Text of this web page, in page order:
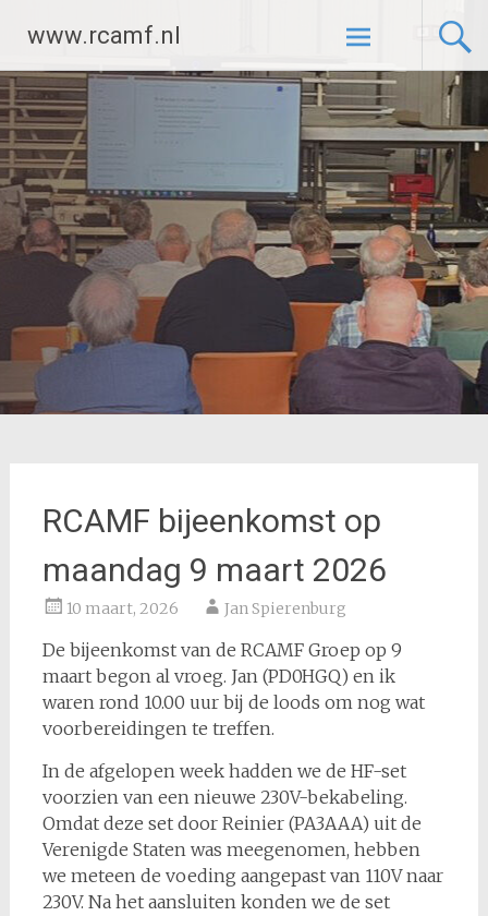
naar
de
inhoud
www.rcamf.nl
RCAMF bijeenkomst op
maandag 9 maart 2026
10 maart, 2026 Jan Spierenburg
De bijeenkomst van de RCAMF Groep op 9
maart begon al vroeg. Jan (PD0HGQ) en ik
waren rond 10.00 uur bij de loods om nog wat
voorbereidingen te treffen.
In de afgelopen week hadden we de HF-set
voorzien van een nieuwe 230V-bekabeling.
Omdat deze set door Reinier (PA3AAA) uit de
Verenigde Staten was meegenomen, hebben
we meteen de voeding aangepast van 110V naar
230V. Na het aansluiten konden we de set